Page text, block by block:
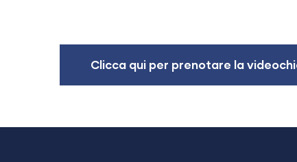
Clicca qui per prenotare la